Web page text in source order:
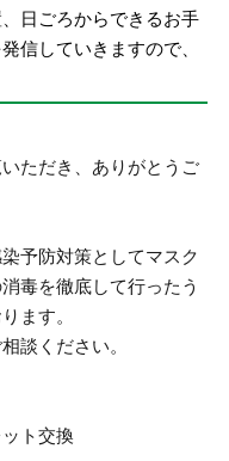
日ごろからできるお手
信していきますので、
ただき、ありがとうご
予防対策としてマスク
毒を徹底して行ったう
ます。
談ください。
ト交換